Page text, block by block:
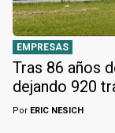
EMPRESAS
Tras 86 años
dejando 920
Por ERIC NESICH